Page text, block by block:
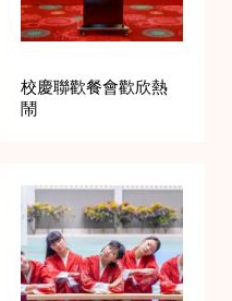
校慶聯歡餐會歡欣熱
鬧